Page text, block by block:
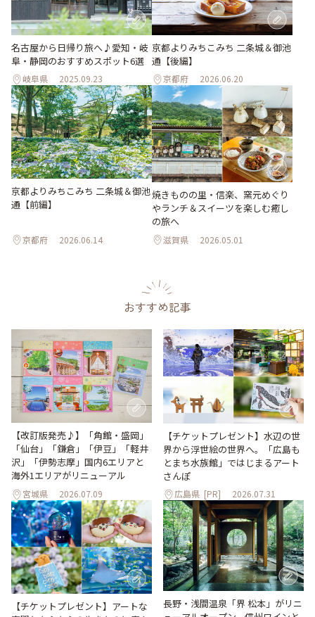
名古屋から日帰り旅へ♪愛知・岐
阜・静岡のおすすめスポット6選
岐阜県 2025.09.23
京都よりみちこみち 二条城＆御池
通【後編】
京都府 2026.06.20
京都よりみちこみち 二条城＆御池
通【前編】
京都府 2026.06.14
焼きものの里・信楽、窯元めぐり
やランチ＆スイーツを楽しむ癒し
の旅へ
滋賀県 2026.05.01
おすすめ記事
【改訂版発売♪】「角館・盛岡」
「仙台」「鎌倉」「伊豆」「軽井
沢」「伊勢志摩」国内6エリアと
海外1エリアがリニューアル
宮城県 2026.07.09
【チケットプレゼント】水辺の世
界から浮世絵の世界へ。「広島も
とまち水族館」ではじまるアート
さんぽ
広島県 [PR] 2026.07.31
【チケットプレゼント】アートな
長野・浅間温泉「界 松本」がリニ